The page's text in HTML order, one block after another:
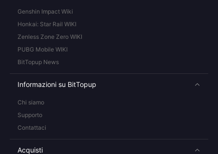
Genshin Impact Wiki
Honkai: Star Rail WIKI
Zenless Zone Zero WIKI
PUBG Mobile WIKI
BitTopup News
Informazioni su BitTopup
Chi siamo
Supporto
Contattaci
Acquisti